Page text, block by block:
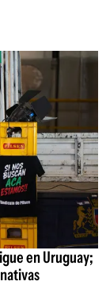
en Uruguay;